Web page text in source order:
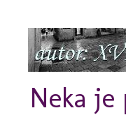
Neka